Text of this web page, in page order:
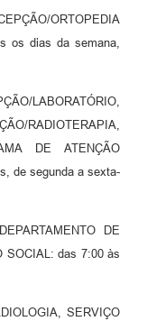
ORTOPEDIA
os dias da semana,
LABORATÓRIO,
RADIOTERAPIA,
DE ATENÇÃO
de segunda a sexta-
DE
SOCIAL: das 7:00 às
SERVIÇO